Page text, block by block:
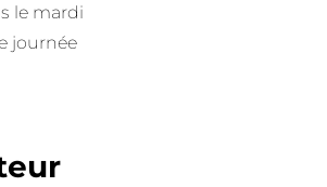
le mardi
journée